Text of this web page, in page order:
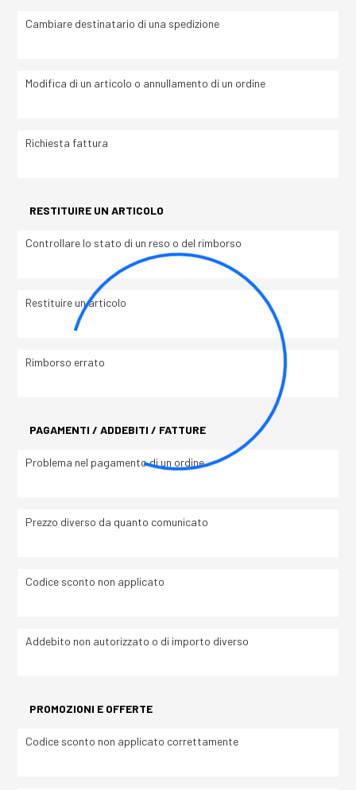
Cambiare destinatario di una spedizione
Modifica di un articolo o annullamento di un ordine
Richiesta fattura
RESTITUIRE UN ARTICOLO
Controllare lo stato di un reso o del rimborso
Restituire un articolo
Rimborso errato
PAGAMENTI / ADDEBITI / FATTURE
Problema nel pagamento di un ordine
Prezzo diverso da quanto comunicato
Codice sconto non applicato
Addebito non autorizzato o di importo diverso
PROMOZIONI E OFFERTE
Codice sconto non applicato correttamente